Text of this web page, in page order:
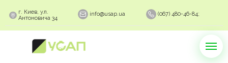
г. Киев, ул.
Антоновича 34
info@usap.ua (067) 480-46-84;